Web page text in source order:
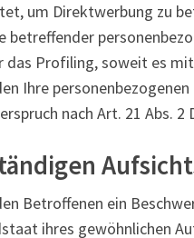
um Direktwerbung zu
betreffender
Profiling, soweit es
Ihre
nach Art. 21 Abs. 2
Betroffenen ein
ihres gewöhnlichen